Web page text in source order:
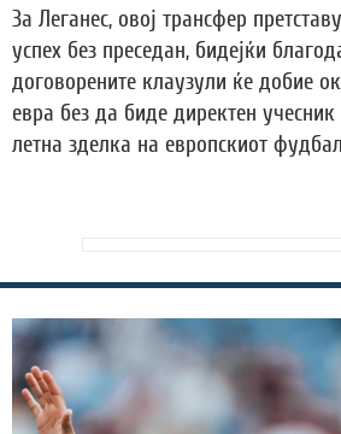
За Леганес, овој трансфер
успех без преседан, бидејќи
договорените клаузули ќе добие
евра без да биде директен учесник
летна зделка на европскиот